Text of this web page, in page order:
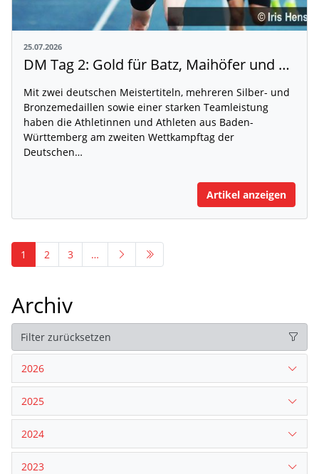
25.07.2026
DM Tag 2: Gold für Batz, Maihöfer und Ruppert
Mit zwei deutschen Meistertiteln, mehreren Silber- und
Bronzemedaillen sowie einer starken Teamleistung
haben die Athletinnen und Athleten aus Baden-
Württemberg am zweiten Wettkampftag der
Deutschen…
Artikel anzeigen
1 2 3 …
Archiv
Filter zurücksetzen
2026
2025
2024
2023